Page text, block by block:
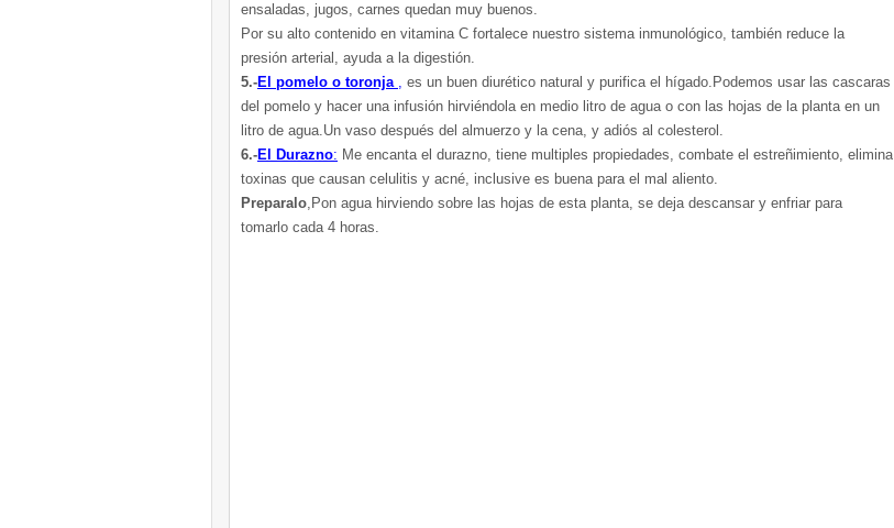
ensaladas, jugos, carnes quedan muy buenos.
Por su alto contenido en vitamina C fortalece nuestro sistema inmunológico, también reduce la
presión arterial, ayuda a la digestión.
5.-El pomelo o toronja , es un buen diurético natural y purifica el hígado.Podemos usar las cascaras
del pomelo y hacer una infusión hirviéndola en medio litro de agua o con las hojas de la planta en un
litro de agua.Un vaso después del almuerzo y la cena, y adiós al colesterol.
6.-El Durazno: Me encanta el durazno, tiene multiples propiedades, combate el estreñimiento, elimina
toxinas que causan celulitis y acné, inclusive es buena para el mal aliento.
Preparalo,Pon agua hirviendo sobre las hojas de esta planta, se deja descansar y enfriar para
tomarlo cada 4 horas.